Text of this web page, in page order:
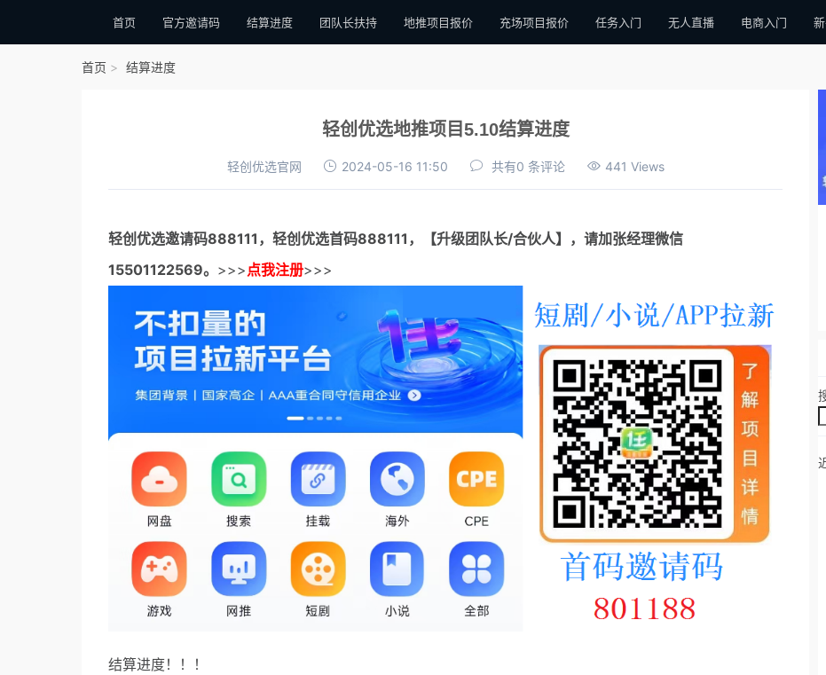
首页 官方邀请码 结算进度 团队长扶持 地推项目报价 充场项目报价 任务入门 无人直播 电商入门
首页 结算进度
轻创优选地推项目5.10结算进度
轻创优选官网 2024-05-16 11:50 共有0 条评论 441 Views
轻创优选邀请码888111， 轻创优选首码888111，【升级团队长/合伙人】，请加张经理微信
15501122569。 >>>点我注册>>>
结算进度！！！